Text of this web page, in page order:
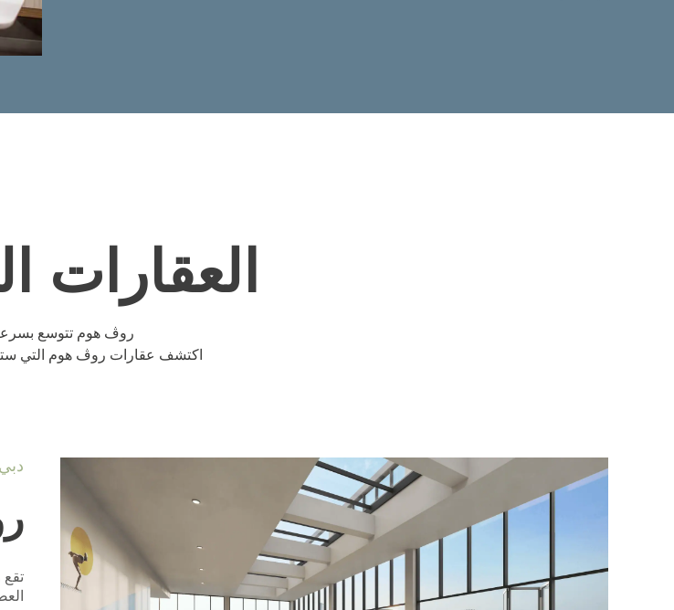
العقارات
روڤ هوم تتوسع
اكتشف عقارات روڤ هوم التي
دبي
تقع